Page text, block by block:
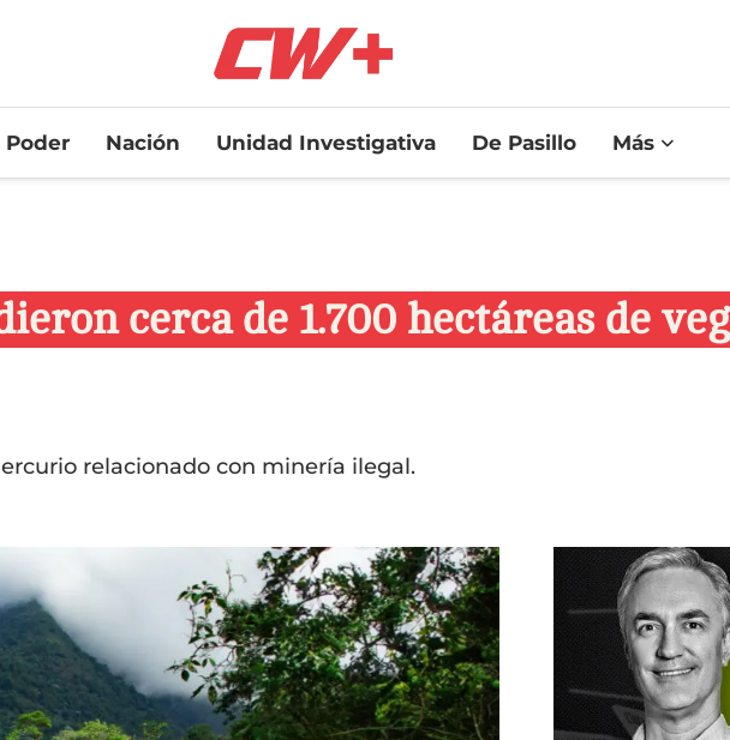
Poder Nación Unidad Investigativa De Pasillo Más
cerca de 1.700 hectáreas de
relacionado con minería ilegal.